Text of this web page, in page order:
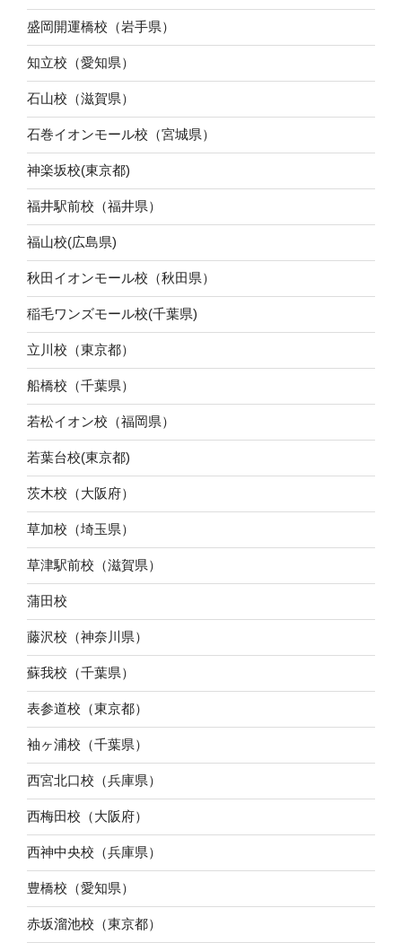
盛岡開運橋校（岩手県）
知立校（愛知県）
石山校（滋賀県）
石巻イオンモール校（宮城県）
神楽坂校(東京都)
福井駅前校（福井県）
福山校(広島県)
秋田イオンモール校（秋田県）
稲毛ワンズモール校(千葉県)
立川校（東京都）
船橋校（千葉県）
若松イオン校（福岡県）
若葉台校(東京都)
茨木校（大阪府）
草加校（埼玉県）
草津駅前校（滋賀県）
蒲田校
藤沢校（神奈川県）
蘇我校（千葉県）
表参道校（東京都）
袖ヶ浦校（千葉県）
西宮北口校（兵庫県）
西梅田校（大阪府）
西神中央校（兵庫県）
豊橋校（愛知県）
赤坂溜池校（東京都）